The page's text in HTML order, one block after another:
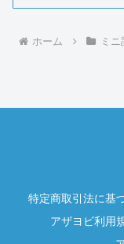
ホーム ミ
特定商取引法に基
アザヨビ利用